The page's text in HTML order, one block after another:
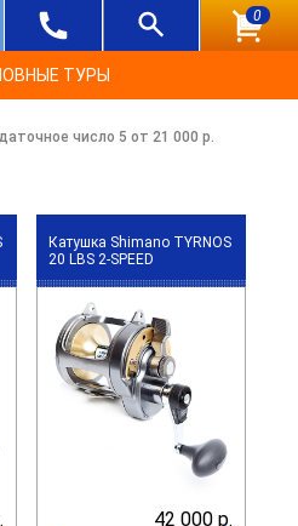
0
ТУРЫ
число 5 от 21 000 р.
Катушка Shimano TYRNOS
20 LBS 2-SPEED
42 000 р.